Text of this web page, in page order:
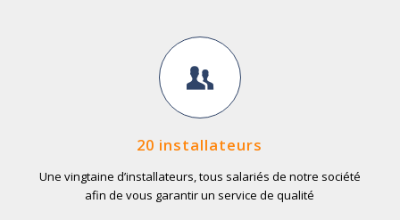
20 installateurs
Une vingtaine d’installateurs, tous salariés de notre société
afin de vous garantir un service de qualité